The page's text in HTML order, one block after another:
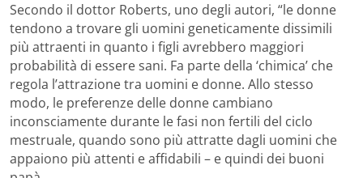
Secondo il dottor Roberts, uno degli autori, “le donne
tendono a trovare gli uomini geneticamente dissimili
più attraenti in quanto i figli avrebbero maggiori
probabilità di essere sani. Fa parte della ‘chimica’ che
regola l’attrazione tra uomini e donne. Allo stesso
modo, le preferenze delle donne cambiano
inconsciamente durante le fasi non fertili del ciclo
mestruale, quando sono più attratte dagli uomini che
appaiono più attenti e affidabili – e quindi dei buoni